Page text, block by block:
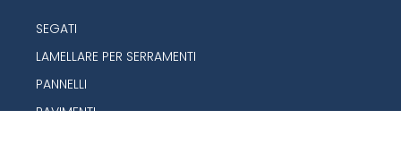
SEGATI
LAMELLARE PER SERRAMENTI
PANNELLI
PAVIMENTI